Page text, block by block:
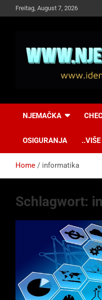
to
Freitag, August 7, 2026
Idemo u
NJEMAČKA
OSIGURANJA ..VIŠE
Home informatika
Schlagwort: